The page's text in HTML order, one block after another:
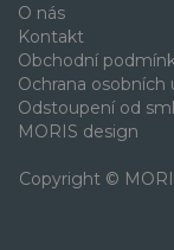
O nás
Kontakt
Obchodní
Ochrana osobních
Odstoupení od
MORIS design
Copyright ©